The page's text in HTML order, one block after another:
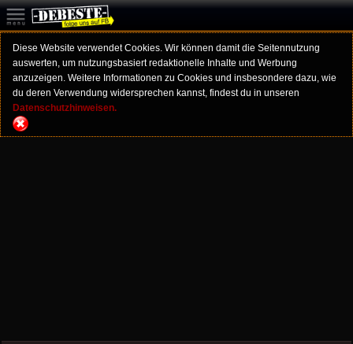
Diese Website verwendet Cookies. Wir können damit die Seitennutzung
auswerten, um nutzungsbasiert redaktionelle Inhalte und Werbung
anzuzeigen. Weitere Informationen zu Cookies und insbesondere dazu, wie
du deren Verwendung widersprechen kannst, findest du in unseren
Datenschutzhinweisen.